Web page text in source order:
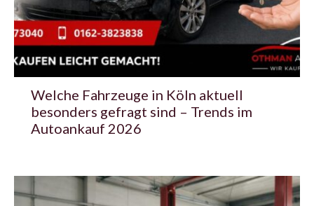
Welche Fahrzeuge in Köln aktuell
besonders gefragt sind – Trends im
Autoankauf 2026